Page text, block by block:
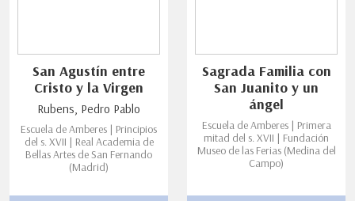
San Agustín entre
Cristo y la Virgen
Rubens, Pedro Pablo
Escuela de Amberes | Principios
del s. XVII | Real Academia de
Bellas Artes de San Fernando
(Madrid)
Sagrada Familia con
San Juanito y un
ángel
Escuela de Amberes | Primera
mitad del s. XVII | Fundación
Museo de las Ferias (Medina del
Campo)